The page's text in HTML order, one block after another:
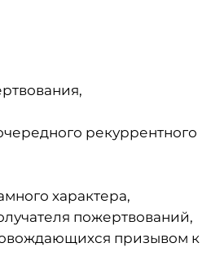
рекуррентного
характера,
пожертвований,
призывом к